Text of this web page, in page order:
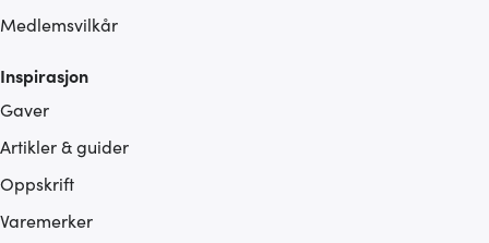
Medlemsvilkår
Inspirasjon
Gaver
Artikler & guider
Oppskrift
Varemerker